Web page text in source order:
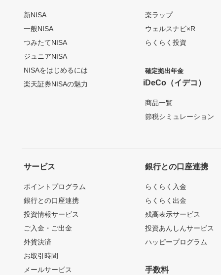
新NISA
一般NISA
つみたてNISA
ジュニアNISA
NISAをはじめるには
楽天証券NISAの魅力
楽ラップ
ウェルスナビ×R
らくらく投資
確定拠出年金
iDeCo（イデコ）
商品一覧
節税シミュレーション
サービス
ポイントプログラム
銀行との口座連携
投資情報サービス
ご入金・ご出金
外貨決済
お取引時間
メールサービス
銀行との口座連携
らくらく入金
らくらく出金
残高表示サービス
投資あんしんサービス
ハッピープログラム
手数料